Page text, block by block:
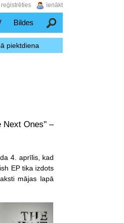
Bildes Meklēšana
piektdiena
Next Ones" –
4. aprīlis, kad
EP tika izdots
mājas lapā
ienākt
reģistrēties